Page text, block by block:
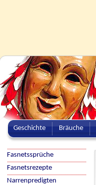
Geschichte Bräuche
Fasnetssprüche
Fasnetsrezepte
Narrenpredigten